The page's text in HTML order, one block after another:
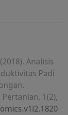
Analisis
Padi
1(2),